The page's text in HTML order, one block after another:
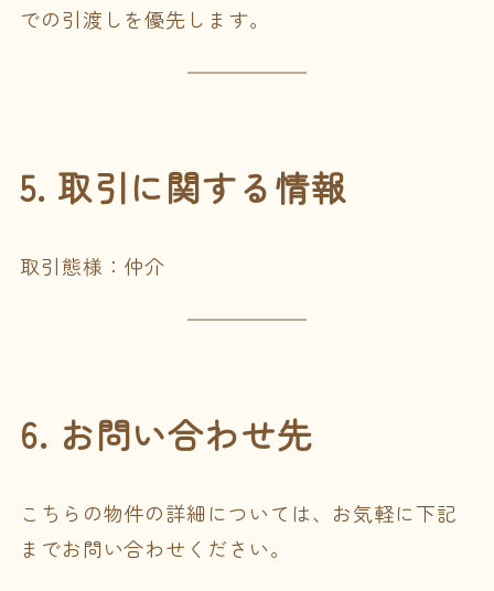
での引渡しを優先します。
5. 取引に関する情報
取引態様：仲介
6. お問い合わせ先
こちらの物件の詳細については、お気軽に下記
までお問い合わせください。